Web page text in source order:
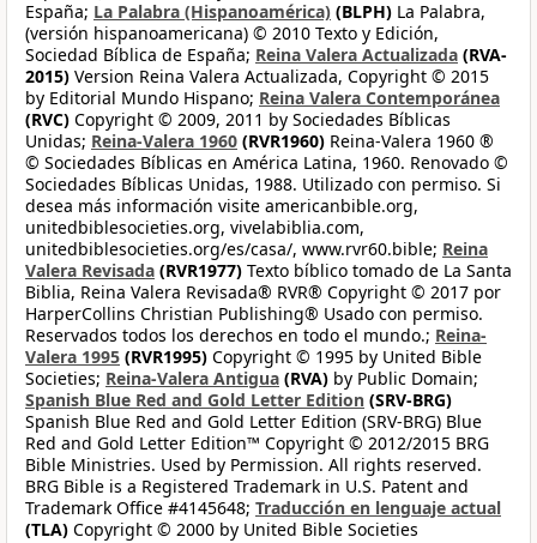
España; La Palabra (Hispanoamérica) (BLPH) La Palabra,
(versión hispanoamericana) © 2010 Texto y Edición,
Sociedad Bíblica de España; Reina Valera Actualizada (RVA-
2015) Version Reina Valera Actualizada, Copyright © 2015
by Editorial Mundo Hispano; Reina Valera Contemporánea
(RVC) Copyright © 2009, 2011 by Sociedades Bíblicas
Unidas; Reina-Valera 1960 (RVR1960) Reina-Valera 1960 ®
© Sociedades Bíblicas en América Latina, 1960. Renovado ©
Sociedades Bíblicas Unidas, 1988. Utilizado con permiso. Si
desea más información visite americanbible.org,
unitedbiblesocieties.org, vivelabiblia.com,
unitedbiblesocieties.org/es/casa/, www.rvr60.bible; Reina
Valera Revisada (RVR1977) Texto bíblico tomado de La Santa
Biblia, Reina Valera Revisada® RVR® Copyright © 2017 por
HarperCollins Christian Publishing® Usado con permiso.
Reservados todos los derechos en todo el mundo.; Reina-
Valera 1995 (RVR1995) Copyright © 1995 by United Bible
Societies; Reina-Valera Antigua (RVA) by Public Domain;
Spanish Blue Red and Gold Letter Edition (SRV-BRG)
Spanish Blue Red and Gold Letter Edition (SRV-BRG) Blue
Red and Gold Letter Edition™ Copyright © 2012/2015 BRG
Bible Ministries. Used by Permission. All rights reserved.
BRG Bible is a Registered Trademark in U.S. Patent and
Trademark Office #4145648; Traducción en lenguaje actual
(TLA) Copyright © 2000 by United Bible Societies